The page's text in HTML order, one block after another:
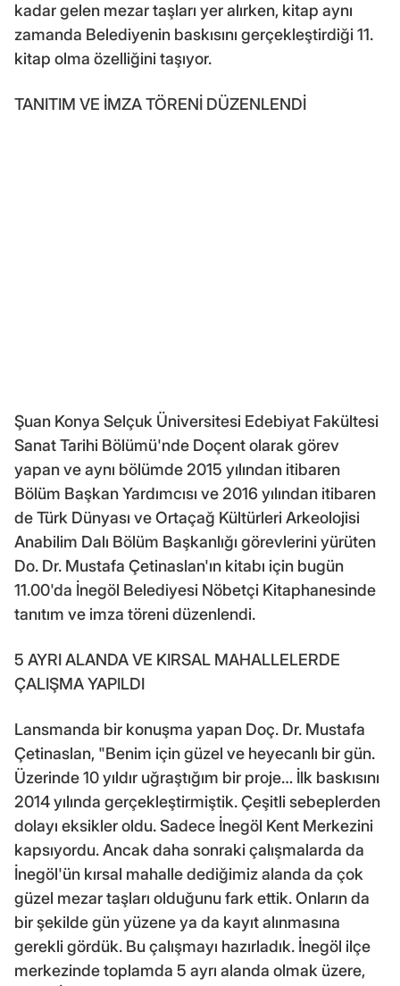
kadar gelen mezar taşları yer alırken, kitap aynı
zamanda Belediyenin baskısını gerçekleştirdiği 11.
kitap olma özelliğini taşıyor.
TANITIM VE İMZA TÖRENİ DÜZENLENDİ
Şuan Konya Selçuk Üniversitesi Edebiyat Fakültesi
Sanat Tarihi Bölümü'nde Doçent olarak görev
yapan ve aynı bölümde 2015 yılından itibaren
Bölüm Başkan Yardımcısı ve 2016 yılından itibaren
de Türk Dünyası ve Ortaçağ Kültürleri Arkeolojisi
Anabilim Dalı Bölüm Başkanlığı görevlerini yürüten
Do. Dr. Mustafa Çetinaslan'ın kitabı için bugün
11.00'da İnegöl Belediyesi Nöbetçi Kitaphanesinde
tanıtım ve imza töreni düzenlendi.
5 AYRI ALANDA VE KIRSAL MAHALLELERDE
ÇALIŞMA YAPILDI
Lansmanda bir konuşma yapan Doç. Dr. Mustafa
Çetinaslan, "Benim için güzel ve heyecanlı bir gün.
Üzerinde 10 yıldır uğraştığım bir proje… İlk baskısını
2014 yılında gerçekleştirmiştik. Çeşitli sebeplerden
dolayı eksikler oldu. Sadece İnegöl Kent Merkezini
kapsıyordu. Ancak daha sonraki çalışmalarda da
İnegöl'ün kırsal mahalle dediğimiz alanda da çok
güzel mezar taşları olduğunu fark ettik. Onların da
bir şekilde gün yüzene ya da kayıt alınmasına
gerekli gördük. Bu çalışmayı hazırladık. İnegöl ilçe
merkezinde toplamda 5 ayrı alanda olmak üzere,